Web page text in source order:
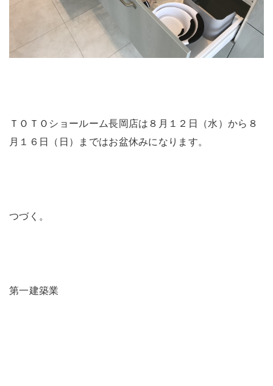
ＴＯＴＯショールーム長岡店は８月１２日（水）から８
月１６日（日）まではお盆休みになります。
つづく。
第一建築業